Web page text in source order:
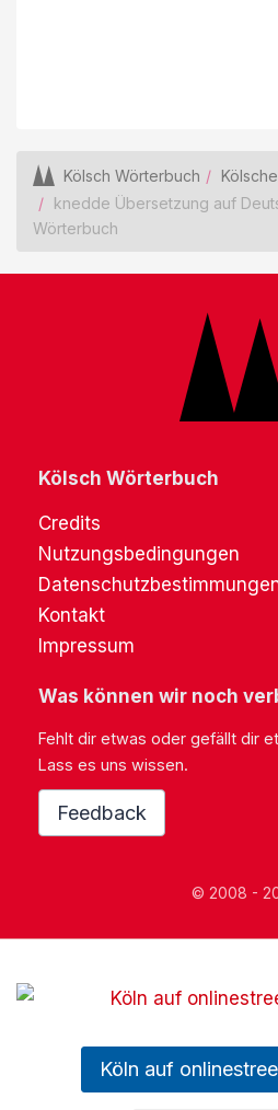
Kölsch Wörterbuch
knedde Übersetzung auf
Wörterbuch
Kölsch Wörterbuch
Credits
Nutzungsbedingungen
Kontakt
Impressum
Was können wir noch
Fehlt dir etwas oder gefällt dir
Lass es uns wissen.
Feedback
© 2008 -
Köln auf